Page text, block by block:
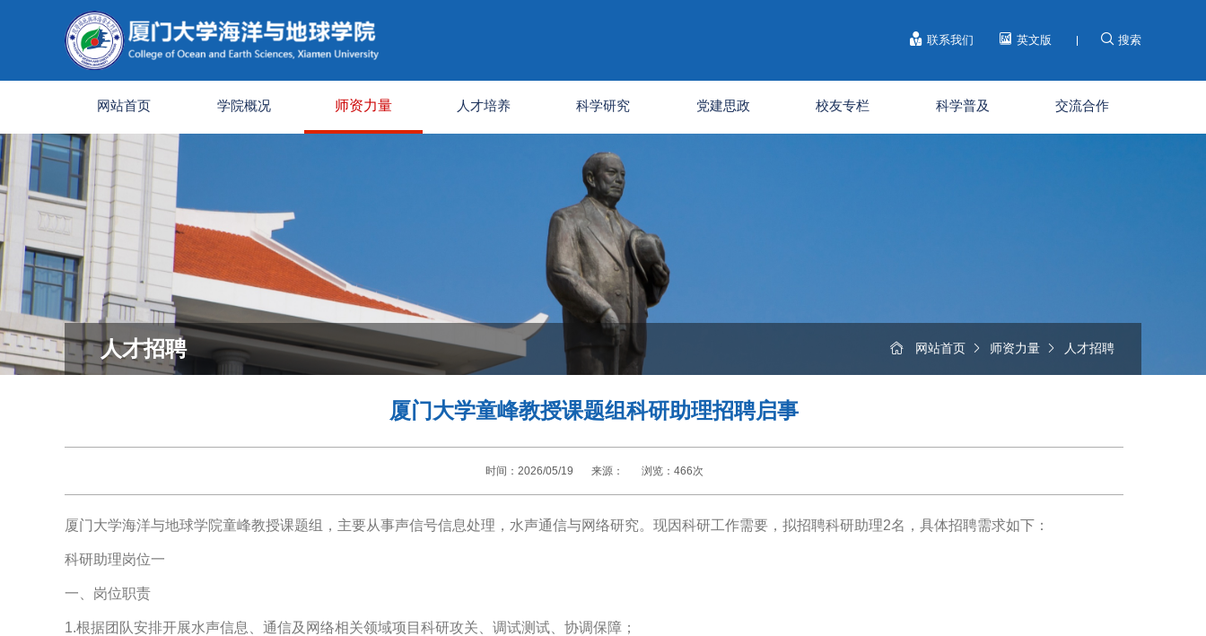
联系我们 英文版 搜索
网站首页 学院概况 师资力量 人才培养 科学研究 党建思政 校友专栏 科学普及 交流合作
人才招聘 网站首页 师资力量 人才招聘
厦门大学童峰教授课题组科研助理招聘启事
时间：2026/05/19 来源： 浏览： 466次
厦门大学海洋与地球学院童峰教授课题组，主要从事声信号信息处理，水声通信与网络研究。现因科研工作需要，拟招聘科研助理2名，具体招聘需求如下：
科研助理岗位一
一、岗位职责
1.根据团队安排开展水声信息、通信及网络相关领域项目科研攻关、调试测试、协调保障；